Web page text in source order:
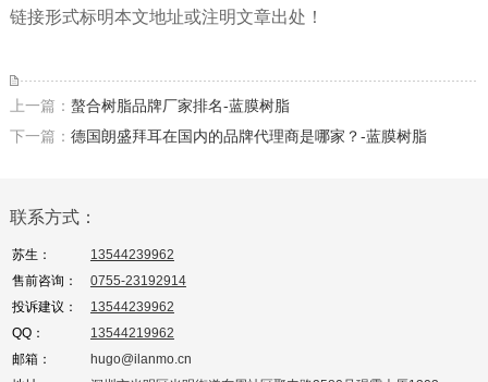
链接形式标明本文地址或注明文章出处！
上一篇： 螯合树脂品牌厂家排名-蓝膜树脂
下一篇： 德国朗盛拜耳在国内的品牌代理商是哪家？-蓝膜树脂
联系方式：
苏生：
13544239962
售前咨询：
0755-23192914
投诉建议：
13544239962
QQ：
13544219962
邮箱：
hugo@ilanmo.cn